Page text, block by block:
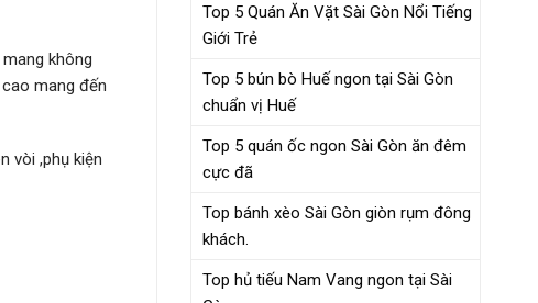
không
mang đến
vòi ,phụ kiện
Top 5 Quán Ăn Vặt Sài Gòn Nổi Tiếng
Giới Trẻ
Top 5 bún bò Huế ngon tại Sài Gòn
chuẩn vị Huế
Top 5 quán ốc ngon Sài Gòn ăn đêm
cực đã
Top bánh xèo Sài Gòn giòn rụm đông
khách.
Top hủ tiếu Nam Vang ngon tại Sài